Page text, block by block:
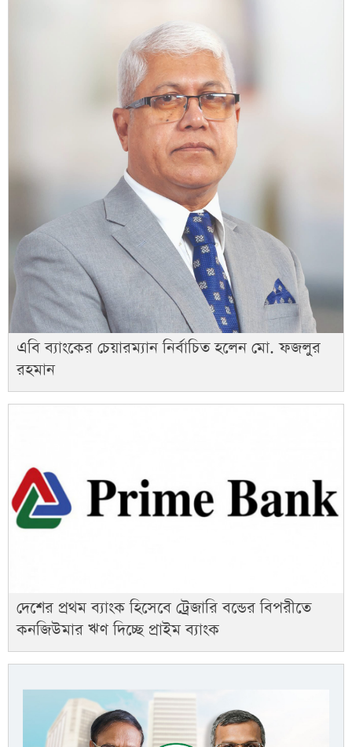
এবি ব্যাংকের চেয়ারম্যান নির্বাচিত হলেন মো. ফজলুর
রহমান
দেশের প্রথম ব্যাংক হিসেবে ট্রেজারি বন্ডের বিপরীতে
কনজিউমার ঋণ দিচ্ছে প্রাইম ব্যাংক